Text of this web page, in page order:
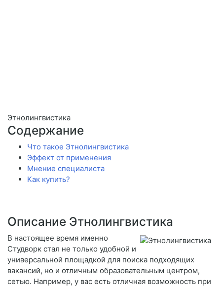
Этнолингвистика
Содержание
Что такое Этнолингвистика
Эффект от применения
Мнение специалиста
Как купить?
Описание Этнолингвистика
В настоящее время именно
Студворк стал не только удобной и
универсальной площадкой для поиска подходящих
вакансий, но и отличным образовательным центром,
сетью. Например, у вас есть отличная возможность при